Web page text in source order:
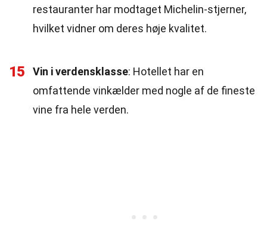
restauranter har modtaget Michelin-stjerner,
hvilket vidner om deres høje kvalitet.
15 Vin i verdensklasse: Hotellet har en
omfattende vinkælder med nogle af de fineste
vine fra hele verden.